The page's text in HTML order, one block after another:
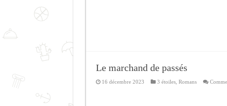
Le marchand de passés
16 décembre 2023 3 étoiles, Romans